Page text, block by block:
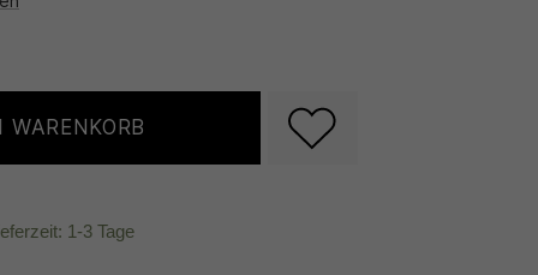
WARENKORB
1-3 Tage